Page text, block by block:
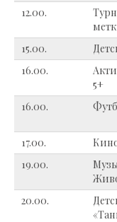
12.00.
15.00.
16.00.
5+
16.00.
17.00.
19.00.
20.00.